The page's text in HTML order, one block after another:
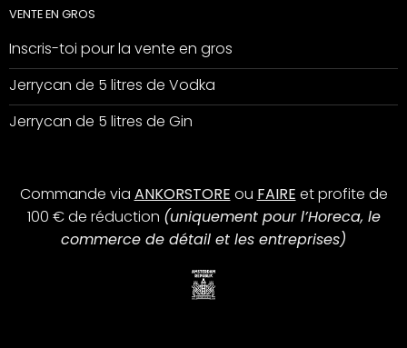
VENTE EN GROS
Inscris-toi pour la vente en gros
Jerrycan de 5 litres de Vodka
Jerrycan de 5 litres de Gin
Commande via ANKORSTORE ou FAIRE et profite de
100 € de réduction (uniquement pour l’Horeca, le
commerce de détail et les entreprises)